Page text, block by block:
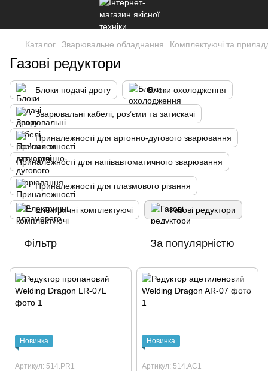
Каталог Зварювальне обладнання Комплектуючі та
Газові редуктори
Блоки подачі дроту Блоки охолодження
Зварювальні кабелі, роз’єми та затискачі
Приналежності для аргонно-дугового зварювання
Приналежності для напівавтоматичного зварювання
Приналежності для плазмового різання
Електричні комплектуючі Газові редуктори
Фільтр За популярністю
Новинка
Артикул: 514.PR1
Новинка
Артикул: 514.AC1